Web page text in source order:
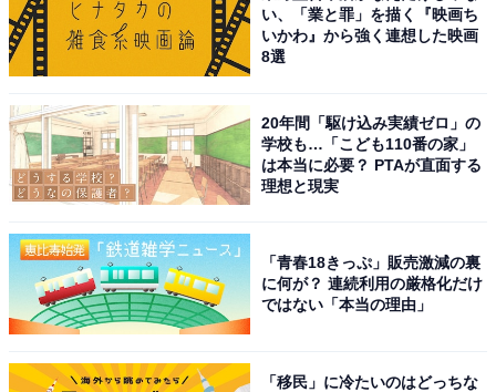
1位に輝いたのは、元V6のメンバーで、現在は20th
た！ タレント活動と並行して、2022年9月から元ジャニ
ーズ事務所の子会社となる「ジャニーズアイランド」の
代表取締役としても活動する井ノ原さん。
V6として活動していた当時、グループの冠番組などで自
い、「業と罪」を描く『映画ち
いかわ』から強く連想した映画
8選
20年間「駆け込み実績ゼロ」の
学校も…「こども110番の家」
は本当に必要？ PTAが直面する
理想と現実
「青春18きっぷ」販売激減の裏
に何が？ 連続利用の厳格化だけ
ではない「本当の理由」
「移民」に冷たいのはどっちな